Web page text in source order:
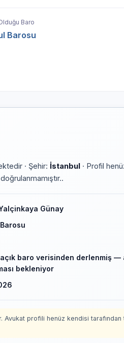
Baro
Barosu
· Şehir: İstanbul · Profil
Günay
baro verisinden derlenmiş —
bekleniyor
Avukat profili henüz kendisi